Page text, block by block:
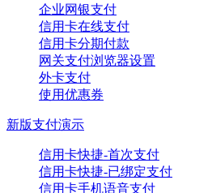
企业网银支付
信用卡在线支付
信用卡分期付款
网关支付浏览器设置
外卡支付
使用优惠券
新版支付演示
信用卡快捷-首次支付
信用卡快捷-已绑定支付
信用卡手机语音支付